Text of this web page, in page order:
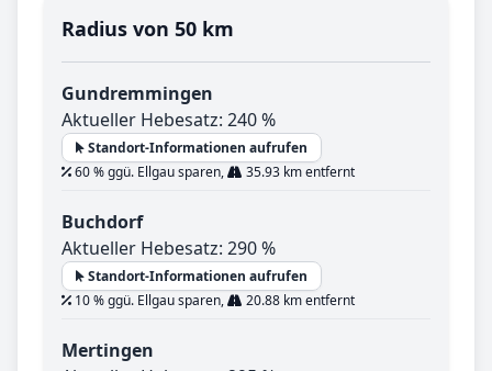
Radius von 50 km
Gundremmingen
Aktueller Hebesatz: 240 %
Standort-Informationen aufrufen
60 % ggü. Ellgau sparen,
35.93 km entfernt
Buchdorf
Aktueller Hebesatz: 290 %
Standort-Informationen aufrufen
10 % ggü. Ellgau sparen,
20.88 km entfernt
Mertingen